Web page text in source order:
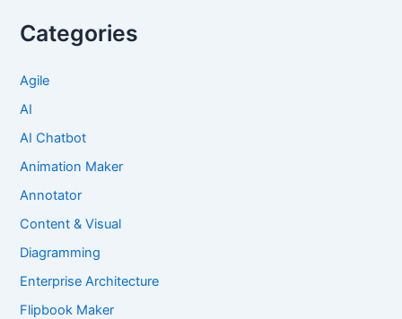
Categories
Agile
AI
AI Chatbot
Animation Maker
Annotator
Content & Visual
Diagramming
Enterprise Architecture
Flipbook Maker